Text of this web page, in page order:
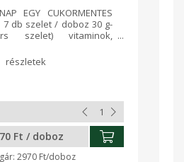
EGY CUKORMENTES
7 db szelet / doboz 30 g-
szelet) vitaminok,
mg Omega-3). Nem
cukrot (természetes
vegán termék. 4 g
aminósavat
fehérje / szelet (30 g)
vitaminban gazdag
foszfor, réz és B1-
Ft / doboz
2970 Ft/doboz